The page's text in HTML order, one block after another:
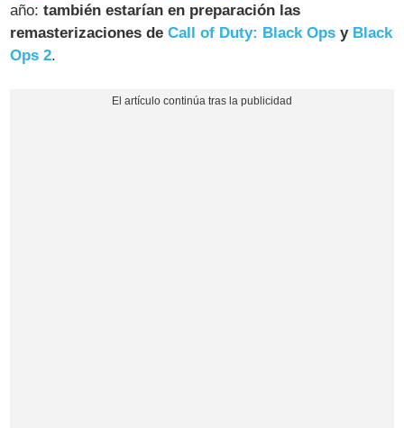
año:también estarían en preparación las
remasterizaciones deCall of Duty: Black Ops y Black
Ops 2.